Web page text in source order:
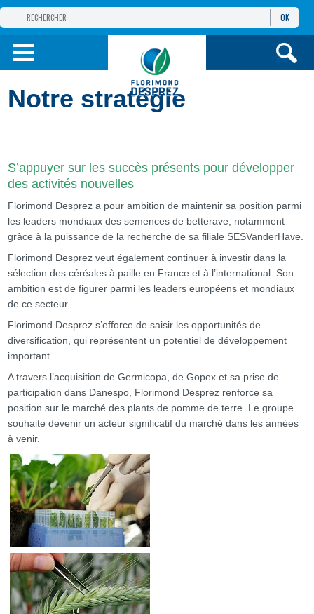
GROUPE
PRODUITS
OK
Notre stratégie
S’appuyer sur les succès présents pour développer
des activités nouvelles
Florimond Desprez a pour ambition de maintenir sa position parmi
les leaders mondiaux des semences de betterave, notamment
grâce à la puissance de la recherche de sa filiale SESVanderHave.
Florimond Desprez veut également continuer à investir dans la
sélection des céréales à paille en France et à l’international. Son
ambition est de figurer parmi les leaders européens et mondiaux
de ce secteur.
Florimond Desprez s’efforce de saisir les opportunités de
diversification, qui représentent un potentiel de développement
important.
A travers l’acquisition de Germicopa, de Gopex et sa prise de
participation dans Danespo, Florimond Desprez renforce sa
position sur le marché des plants de pomme de terre. Le groupe
souhaite devenir un acteur significatif du marché dans les années
à venir.